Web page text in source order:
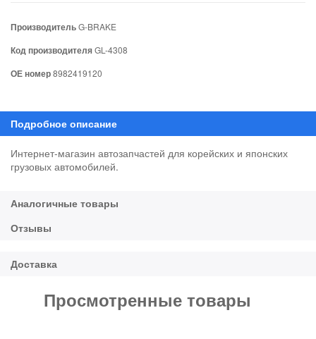
ПроизводительG-BRAKE
Код производителяGL-4308
ОЕ номер8982419120
Интернет-магазин автозапчастей для корейских и японских
грузовых автомобилей.
Просмотренные товары